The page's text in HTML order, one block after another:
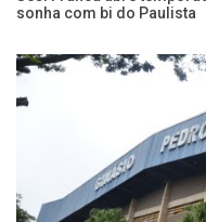
sonha com bi do Paulista